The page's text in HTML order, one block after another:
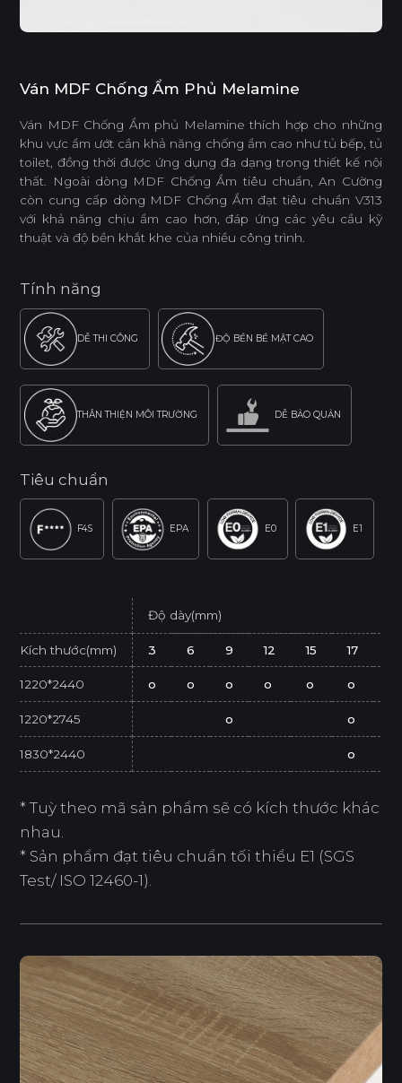
Ván MDF Chống Ẩm Phủ Melamine
Ván MDF Chống Ẩm phủ Melamine thích hợp cho những
khu vực ẩm ướt cần khả năng chống ẩm cao như tủ bếp, tủ
toilet, đồng thời được ứng dụng đa dạng trong thiết kế nội
thất. Ngoài dòng MDF Chống Ẩm tiêu chuẩn, An Cường
còn cung cấp dòng MDF Chống Ẩm đạt tiêu chuẩn V313
với khả năng chịu ẩm cao hơn, đáp ứng các yêu cầu kỹ
thuật và độ bền khắt khe của nhiều công trình.
Tính năng
DỄ THI CÔNG ĐỘ BỀN BỀ MẶT CAO
THÂN THIỆN MÔI TRƯỜNG DỄ BẢO QUẢN
Tiêu chuẩn
F4S EPA E0 E1
Độ dày(mm)
Kích thước(mm) 3 6 9 12 15 17
1220*2440 o o o o o o
1220*2745 o o
1830*2440 o
* Tuỳ theo mã sản phẩm sẽ có kích thước khác
nhau.
* Sản phẩm đạt tiêu chuẩn tối thiểu E1 (SGS
Test/ ISO 12460-1).